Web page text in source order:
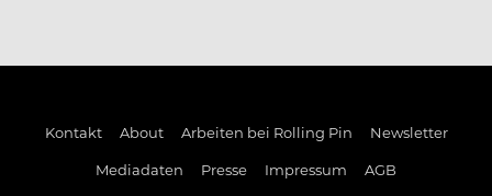
Kontakt About Arbeiten bei Rolling Pin
Newsletter
Mediadaten
Presse Impressum
AGB